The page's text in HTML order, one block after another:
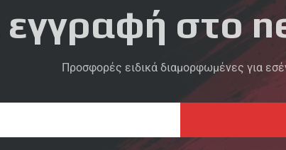
εγγραφή στο
Προσφορές ειδικά διαμορφωμένες για